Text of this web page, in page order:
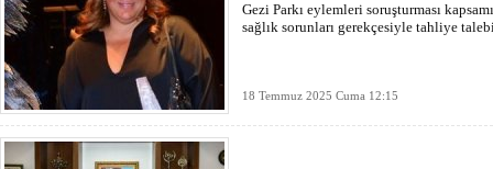
Gezi Parkı eylemleri soruşturması
sağlık sorunları gerekçesiyle tahliye
18 Temmuz 2025 Cuma 12:15